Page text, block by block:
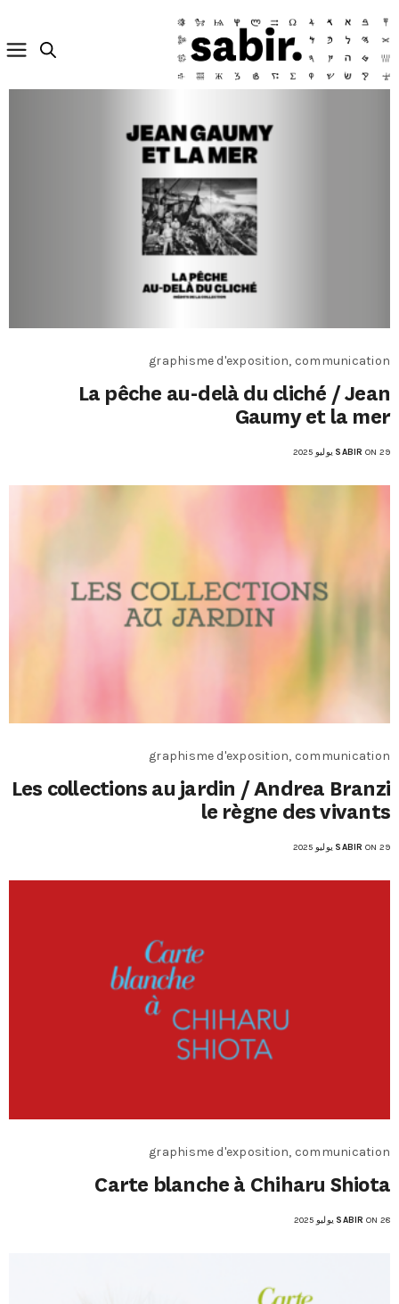
graphisme d'exposition, communication
La pêche au-delà du cliché / Jean
Gaumy et la mer
SABIR ON 29 يوليو 2025
graphisme d'exposition, communication
Les collections au jardin / Andrea Branzi
le règne des vivants
SABIR ON 29 يوليو 2025
graphisme d'exposition, communication
Carte blanche à Chiharu Shiota
SABIR ON 28 يوليو 2025